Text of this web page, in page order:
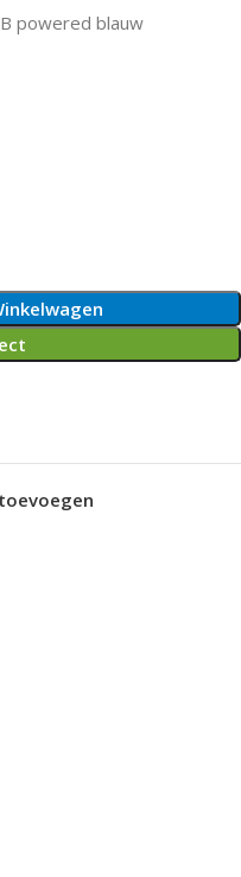
powered blauw